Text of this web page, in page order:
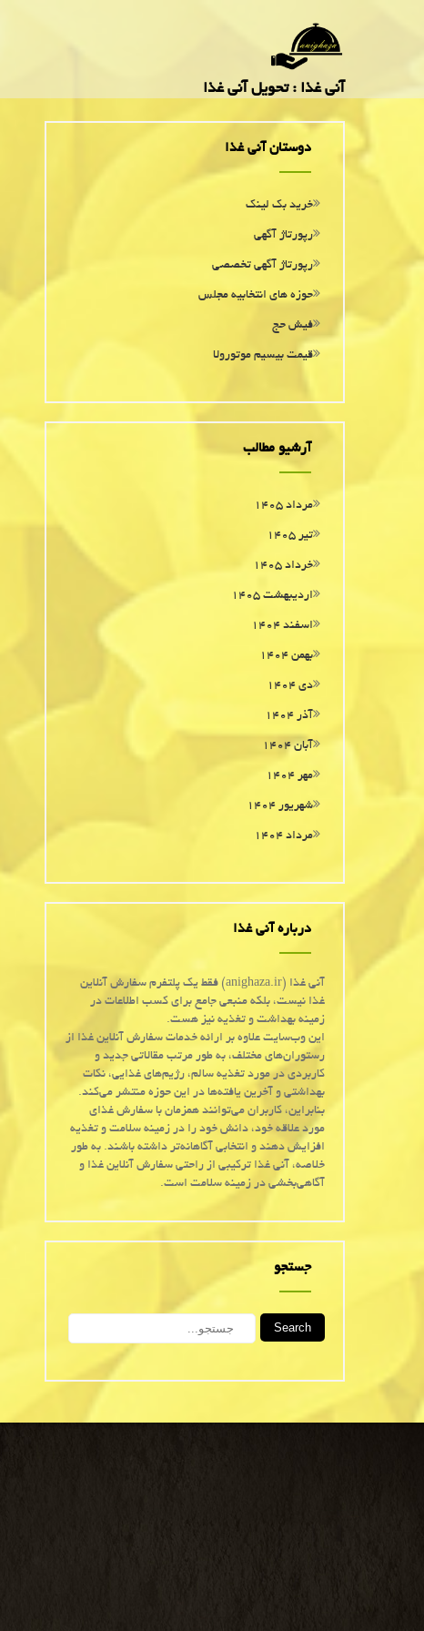
آنی غذا : تحویل آنی غذا
دوستان آنی غذا
خرید بک لینک
رپورتاژ آگهی
رپورتاژ آگهی تخصصی
حوزه های انتخابیه مجلس
فیش حج
قیمت بیسیم موتورولا
آرشیو مطالب
مرداد ۱۴۰۵
تیر ۱۴۰۵
خرداد ۱۴۰۵
اردیبهشت ۱۴۰۵
اسفند ۱۴۰۴
بهمن ۱۴۰۴
دی ۱۴۰۴
آذر ۱۴۰۴
آبان ۱۴۰۴
مهر ۱۴۰۴
شهریور ۱۴۰۴
مرداد ۱۴۰۴
درباره آنی غذا
آنی غذا (anighaza.ir) فقط یک پلتفرم سفارش آنلاین
غذا نیست، بلکه منبعی جامع برای کسب اطلاعات در
زمینه بهداشت و تغذیه نیز هست.
این وب‌سایت علاوه بر ارائه خدمات سفارش آنلاین غذا از
رستوران‌های مختلف، به طور مرتب مقالاتی جدید و
کاربردی در مورد تغذیه سالم، رژیم‌های غذایی، نکات
بهداشتی و آخرین یافته‌ها در این حوزه منتشر می‌کند.
بنابراین، کاربران می‌توانند همزمان با سفارش غذای
مورد علاقه خود، دانش خود را در زمینه سلامت و تغذیه
افزایش دهند و انتخابی آگاهانه‌تر داشته باشند. به طور
خلاصه، آنی غذا ترکیبی از راحتی سفارش آنلاین غذا و
آگاهی‌بخشی در زمینه سلامت است.
جستجو
Search